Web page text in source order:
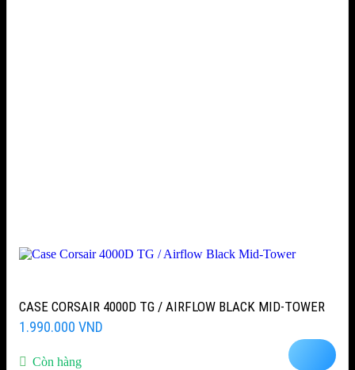
CASE CORSAIR 4000D TG / AIRFLOW BLACK MID-TOWER
1.990.000 VND
Còn hàng